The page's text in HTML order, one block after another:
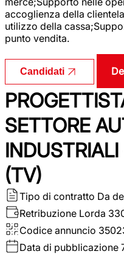
accoglienza della
utilizzo della
punto vendita.
Candidati
SETTORE
(TV)
Tipo di contratto Da
Retribuzione Lorda
Codice annuncio
Data di pubblicazione